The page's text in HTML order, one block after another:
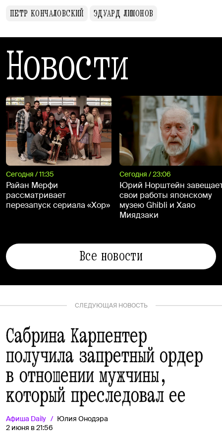
ПЕТР КОНЧАЛОВСКИЙ
ЭДУАРД ЛИМОНОВ
Новости
Сегодня / 11:35
Райан Мерфи
рассматривает
перезапуск сериала «Хор»
Сегодня / 23:06
Юрий Норштейн
свои работы японскому
музею Ghibli и Хаяо
Миядзаки
Все новости
СЛЕДУЮЩАЯ НОВОСТЬ
Сабрина Карпентер
получила запретный ордер
в отношении мужчины,
который преследовал ее
Афиша Daily
Юлия Онодэра
2 июня в 21:56